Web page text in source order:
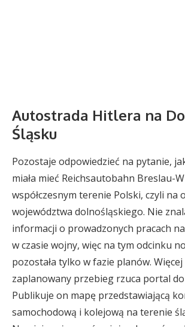
Autostrada Hitlera na
Śląsku
Pozostaje odpowiedzieć na pytanie,
miała mieć Reichsautobahn Breslau-
współczesnym terenie Polski, czyli na
województwa dolnośląskiego. Nie
informacji o prowadzonych pracach
w czasie wojny, więc na tym odcinku
pozostała tylko w fazie planów. Więcej
zaplanowany przebieg rzuca portal
Publikuje on mapę przedstawiającą
samochodową i kolejową na terenie